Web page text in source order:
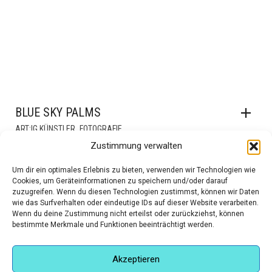
Zustimmung verwalten
Um dir ein optimales Erlebnis zu bieten, verwenden wir Technologien wie
Cookies, um Geräteinformationen zu speichern und/oder darauf
zuzugreifen. Wenn du diesen Technologien zustimmst, können wir Daten
wie das Surfverhalten oder eindeutige IDs auf dieser Website verarbeiten.
Wenn du deine Zustimmung nicht erteilst oder zurückziehst, können
bestimmte Merkmale und Funktionen beeinträchtigt werden.
Akzeptieren
BLUE SKY PALMS
ART:IG KÜNSTLER FOTOGRAFIE